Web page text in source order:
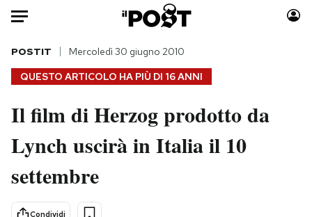
Auto
HOME
Italia
Politica
Tecnologia
Moda
Consumismi
QUESTO ARTICOLO HA PIÙ DI 16 ANNI
POSTIT Mercoledì 30 giugno 2010
Il film di Herzog prodotto da
Lynch uscirà in Italia il 10
settembre
Condividi